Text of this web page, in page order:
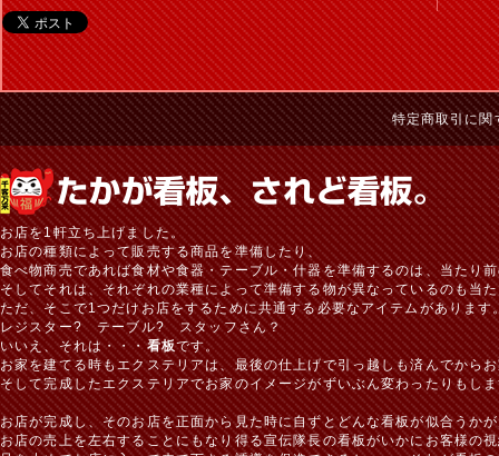
特定商取引に関
お店を1軒立ち上げました。
お店の種類によって販売する商品を準備したり、
食べ物商売であれば食材や食器・テーブル・什器を準備するのは、当たり
そしてそれは、それぞれの業種によって準備する物が異なっているのも当
ただ、そこで1つだけお店をするために共通する必要なアイテムがあります
レジスター? テーブル? スタッフさん？
いいえ、それは・・・看板です。
お家を建てる時もエクステリアは、最後の仕上げで引っ越しも済んでから
そして完成したエクステリアでお家のイメージがずいぶん変わったりもし
お店が完成し、そのお店を正面から見た時に自ずとどんな看板が似合うか
お店の売上を左右することにもなり得る宣伝隊長の看板がいかにお客様の